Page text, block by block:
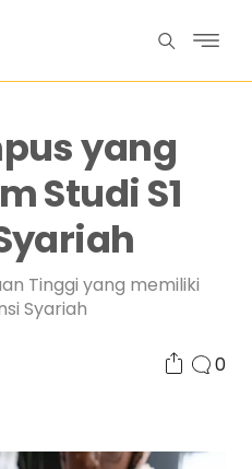
yang
Studi S1
Tinggi yang memiliki
Syariah
0